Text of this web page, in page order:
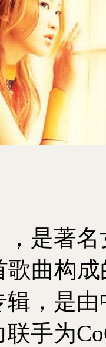
，是著
曲构
，是
手为